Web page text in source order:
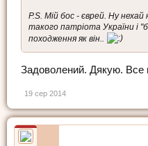
P.S. Мій бос - єврей. Ну
такого патріота України і
походження як він..
Задоволений. Дякую. Все
19 сер 2014